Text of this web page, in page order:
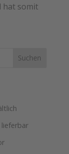
hat somit